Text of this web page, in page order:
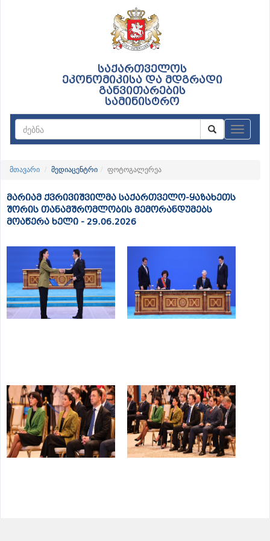
საქართველოს
ეკონომიკისა და მდგრადი
განვითარების
სამინისტრო
მთავარი მედიაცენტრი ფოტოგალერეა
მარიამ ქვრივიშვილმა საქართველო-ყაზახეთს
შორის თანამშრომლობის მემორანდუმებს
მოაწერა ხელი - 29.06.2026